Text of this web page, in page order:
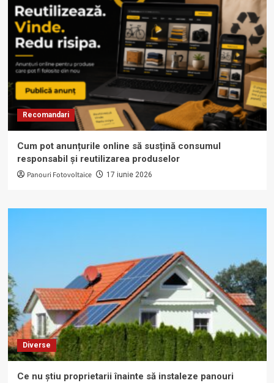
Recomandari
Cum pot anunțurile online să susțină consumul
responsabil și reutilizarea produselor
Panouri Fotovoltaice 17 iunie 2026
Diverse
Ce nu știu proprietarii înainte să instaleze panouri